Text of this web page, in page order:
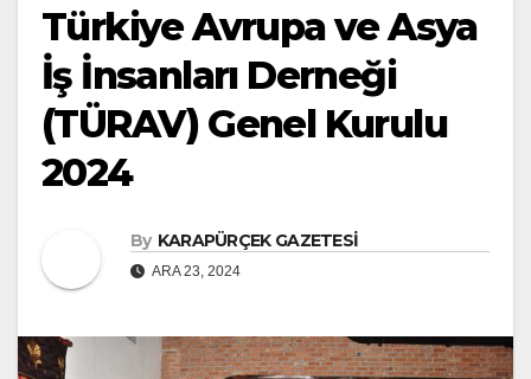
Türkiye Avrupa ve Asya
İş İnsanları Derneği
(TÜRAV) Genel Kurulu
2024
By KARAPÜRÇEK GAZETESİ
ARA 23, 2024